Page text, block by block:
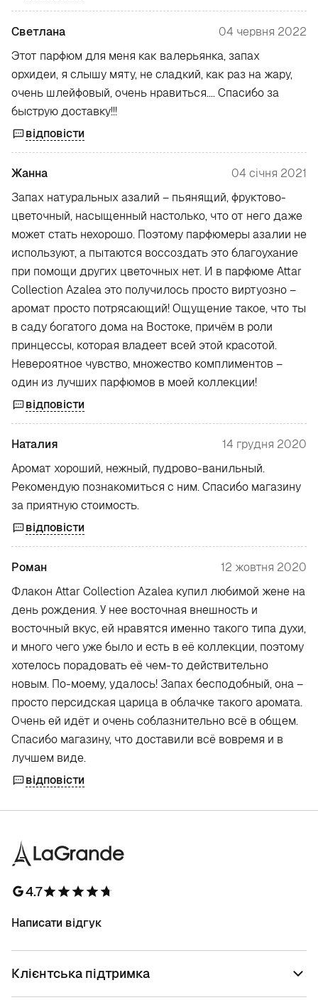
Светлана
04 червня 2022
Этот парфюм для меня как валерьянка, запах
орхидеи, я слышу мяту, не сладкий, как раз на жару,
очень шлейфовый, очень нравиться.... Спасибо за
быструю доставку!!!
відповісти
Жанна
04 січня 2021
Запах натуральных азалий – пьянящий, фруктово-
цветочный, насыщенный настолько, что от него даже
может стать нехорошо. Поэтому парфюмеры азалии не
используют, а пытаются воссоздать это благоухание
при помощи других цветочных нет. И в парфюме Attar
Collection Azalea это получилось просто виртуозно –
аромат просто потрясающий! Ощущение такое, что ты
в саду богатого дома на Востоке, причём в роли
принцессы, которая владеет всей этой красотой.
Невероятное чувство, множество комплиментов –
один из лучших парфюмов в моей коллекции!
відповісти
Наталия
14 грудня 2020
Аромат хороший, нежный, пудрово-ванильный.
Рекомендую познакомиться с ним. Спасибо магазину
за приятную стоимость.
відповісти
Роман
12 жовтня 2020
Флакон Attar Collection Azalea купил любимой жене на
день рождения. У нее восточная внешность и
восточный вкус, ей нравятся именно такого типа духи,
и много чего уже было и есть в её коллекции, поэтому
хотелось порадовать её чем-то действительно
новым. По-моему, удалось! Запах бесподобный, она –
просто персидская царица в облачке такого аромата.
Очень ей идёт и очень соблазнительно всё в общем.
Спасибо магазину, что доставили всё вовремя и в
лучшем виде.
відповісти
4.7
Написати відгук
Клієнтська підтримка